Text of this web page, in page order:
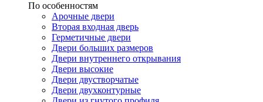
По особенностям
Арочные двери
Вторая входная дверь
Герметичные двери
Двери больших размеров
Двери внутреннего открывания
Двери высокие
Двери двустворчатые
Двери двухконтурные